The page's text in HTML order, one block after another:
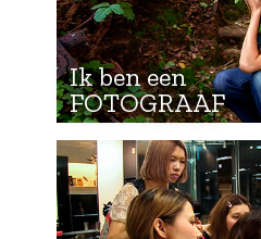
Ik ben een
FOTOGRAAF